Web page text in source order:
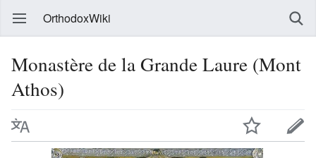
OrthodoxWiki
Monastère de la Grande Laure (Mont
Athos)